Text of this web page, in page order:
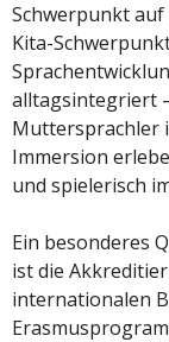
Schwerpunkt auf
Kita-
alltagsintegriert
Muttersprachler
Immersion
und spielerisch
Ein besonderes
ist die
internationalen